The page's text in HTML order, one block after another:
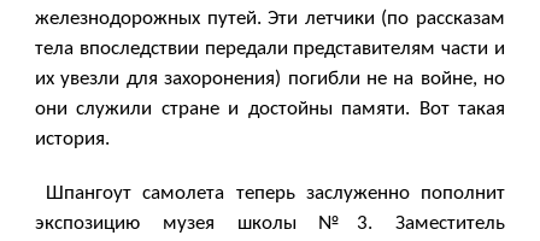
железнодорожных путей. Эти летчики (по рассказам
тела впоследствии передали представителям части и
их увезли для захоронения) погибли не на войне, но
они служили стране и достойны памяти. Вот такая
история.
Шпангоут самолета теперь заслуженно пополнит
экспозицию музея школы №3. Заместитель